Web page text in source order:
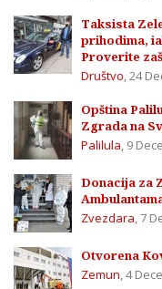
Taksista
prihodima,
Proverite
Društvo,24
Opština
Zgrada na
Palilula, 9
Donacija za
Zvezdara, 7
Otvorena
Zemun,4